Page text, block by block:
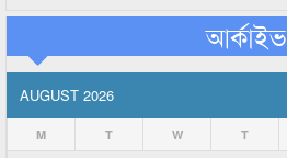
আর্কাইভ
AUGUST 2026
M T W T